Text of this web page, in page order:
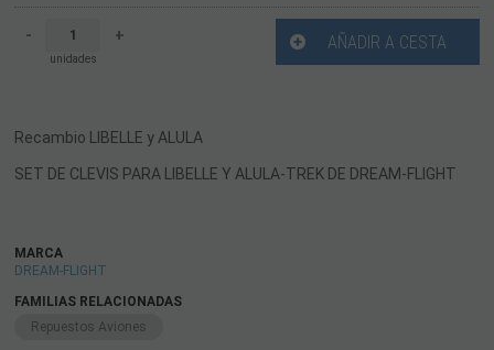
-
unidades
+ AÑADIR A CESTA
Recambio LIBELLE y ALULA
SET DE CLEVIS PARA LIBELLE Y ALULA-TREK DE DREAM-FLIGHT
MARCA
DREAM-FLIGHT
FAMILIAS RELACIONADAS
Repuestos Aviones